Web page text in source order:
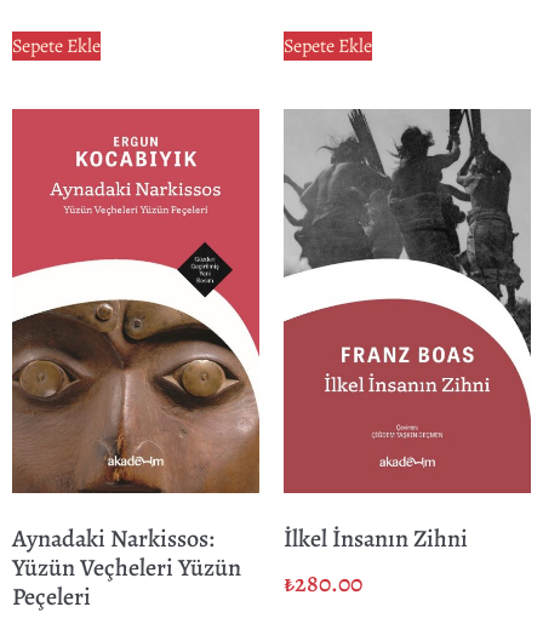
Sepete Ekle Sepete Ekle
Aynadaki Narkissos:
Yüzün Veçheleri Yüzün
Peçeleri
İlkel İnsanın Zihni
₺280.00